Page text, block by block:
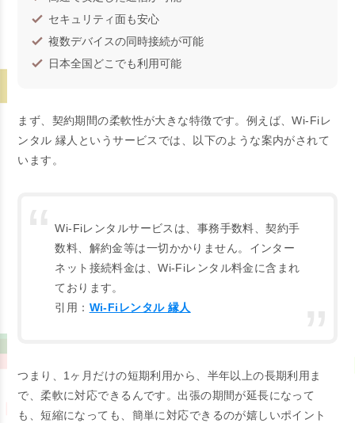
セキュリティ面も安心
複数デバイスの同時接続が可能
日本全国どこでも利用可能
まず、契約期間の柔軟性が大きな特徴です。例えば、Wi-Fiレ
ンタル 縁人というサービスでは、以下のような案内がされて
います。
Wi-Fiレンタルサービスは、事務手数料、契約手
数料、解約金等は一切かかりません。インター
ネット接続料金は、Wi-Fiレンタル料金に含まれ
ております。
引用： Wi-Fiレンタル 縁人
つまり、1ヶ月だけの短期利用から、半年以上の長期利用ま
で、柔軟に対応できるんです。出張の期間が延長になって
も、短縮になっても、簡単に対応できるのが嬉しいポイント